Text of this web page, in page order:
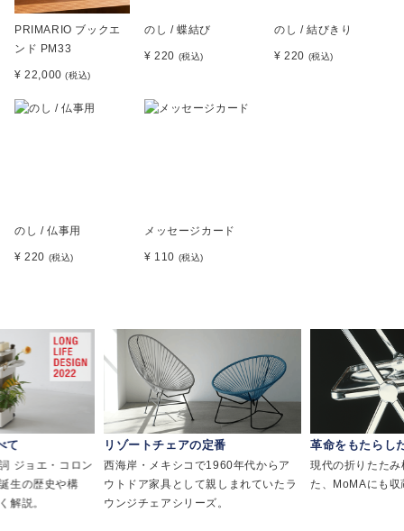
PRIMARIO ブックエ
ンド PM33
¥ 22,000(税込)
のし / 蝶結び
¥ 220 (税込)
のし / 結びきり
¥ 220 (税込)
のし / 仏事用
¥ 220 (税込)
メッセージカード
¥ 110 (税込)
て
ジョエ・コロン
生の歴史や構
解説。
リゾートチェアの定番
西海岸・メキシコで1960年代からア
ウトドア家具として親しまれていたラ
ウンジチェアシリーズ。
革命をもたらし
現代の折りたた
た、MoMAにも収